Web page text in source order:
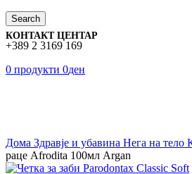
Search
КОНТАКТ ЦЕНТАР
+389 2 3169 169
0 продукти 0ден
Дома Здравје и убавина Нега на тело
раце Afrodita 100мл Argan